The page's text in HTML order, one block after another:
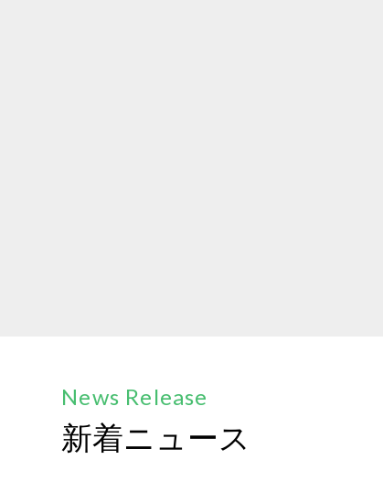
News Release
新着ニュース